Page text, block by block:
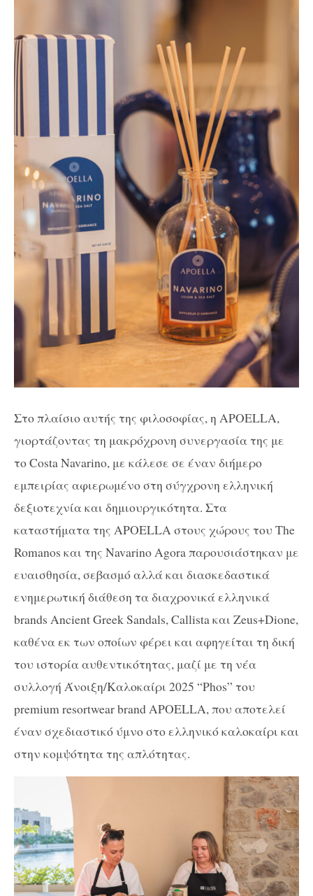
Στο πλαίσιο αυτής της φιλοσοφίας, η APOELLA,
γιορτάζοντας τη μακρόχρονη συνεργασία της με
το Costa Navarino, με κάλεσε σε έναν διήμερο
εμπειρίας αφιερωμένο στη σύγχρονη ελληνική
δεξιοτεχνία και δημιουργικότητα. Στα
καταστήματα της APOELLA στους χώρους του The
Romanos και της Navarino Agora παρουσιάστηκαν με
ευαισθησία, σεβασμό αλλά και διασκεδαστικά
ενημερωτική διάθεση τα διαχρονικά ελληνικά
brands Ancient Greek Sandals, Callista και Zeus+Dione,
καθένα εκ των οποίων φέρει και αφηγείται τη δική
του ιστορία αυθεντικότητας, μαζί με τη νέα
συλλογή Άνοιξη/Καλοκαίρι 2025 “Phos” του
premium resortwear brand APOELLA, που αποτελεί
έναν σχεδιαστικό ύμνο στο ελληνικό καλοκαίρι και
στην κομψότητα της απλότητας.